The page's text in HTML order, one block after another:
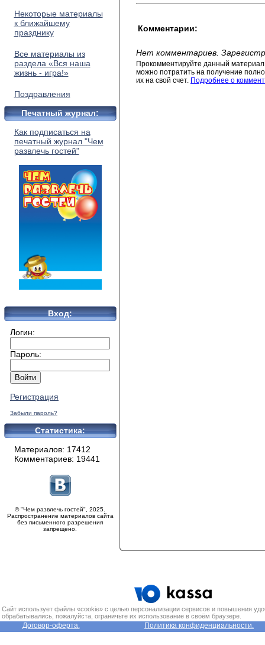
Некоторые материалы
к ближайшему
празднику
Все материалы из
раздела «Вся наша
жизнь - игра!»
Поздравления
Печатный журнал:
Как подписаться на
печатный журнал "Чем
развлечь гостей"
Вход:
Логин:
Пароль:
Регистрация
Забыли пароль?
Статистика:
Материалов: 17412
Комментариев: 19441
© "Чем развлечь гостей", 2025.
Распространение материалов сайта
без письменного разрешения
запрещено.
Комментарии:
Нет комментариев.
Прокомментируйте данный
можно потратить на получение
их на свой счет. Подробнее о
Сайт использует файлы «cookie» с целью персонализации сервисов и повышения
обрабатывались, пожалуйста, ограничьте их использование в своём браузере.
Договор-оферта. Политика конфиденциальности.